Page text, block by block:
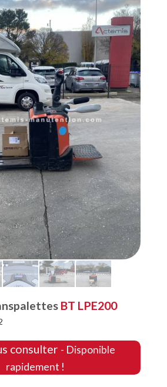
BT LPE200
consulter - Disponible
rapidement !